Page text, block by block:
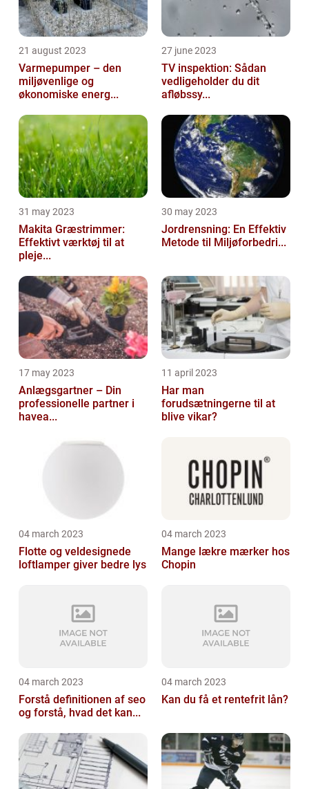
21 august 2023
Varmepumper – den
miljøvenlige og
økonomiske energ...
27 june 2023
TV inspektion: Sådan
vedligeholder du dit
afløbssy...
31 may 2023
Makita Græstrimmer:
Effektivt værktøj til at
pleje...
30 may 2023
Jordrensning: En Effektiv
Metode til Miljøforbedri...
17 may 2023
Anlægsgartner – Din
professionelle partner i
havea...
11 april 2023
Har man
forudsætningerne til at
blive vikar?
04 march 2023
Flotte og veldesignede
loftlamper giver bedre lys
04 march 2023
Mange lækre mærker hos
Chopin
04 march 2023
Forstå definitionen af seo
og forstå, hvad det kan...
04 march 2023
Kan du få et rentefrit lån?